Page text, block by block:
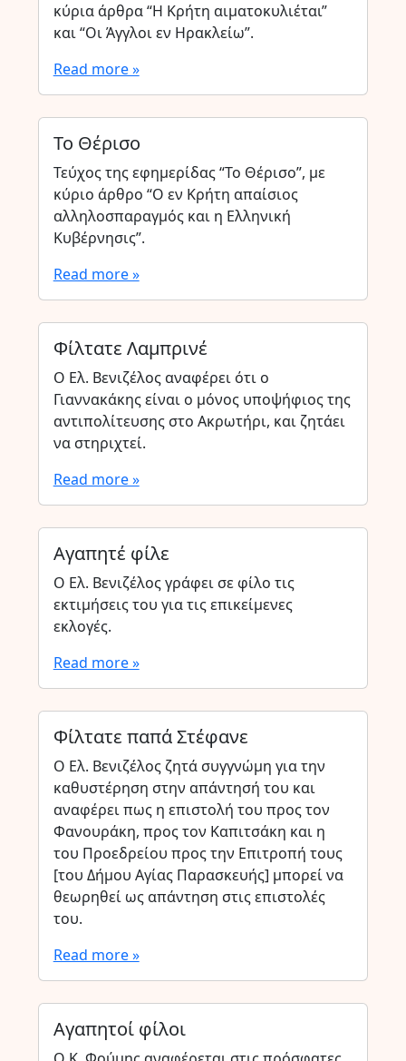
κύρια άρθρα “Η Κρήτη αιματοκυλιέται”
και “Οι Άγγλοι εν Ηρακλείω”.
Read more »
Το Θέρισο
Τεύχος της εφημερίδας “Το Θέρισο”, με
κύριο άρθρο “Ο εν Κρήτη απαίσιος
αλληλοσπαραγμός και η Ελληνική
Κυβέρνησις”.
Read more »
Φίλτατε Λαμπρινέ
Ο Ελ. Βενιζέλος αναφέρει ότι ο
Γιαννακάκης είναι ο μόνος υποψήφιος της
αντιπολίτευσης στο Ακρωτήρι, και ζητάει
να στηριχτεί.
Read more »
Αγαπητέ φίλε
Ο Ελ. Βενιζέλος γράφει σε φίλο τις
εκτιμήσεις του για τις επικείμενες
εκλογές.
Read more »
Φίλτατε παπά Στέφανε
Ο Ελ. Βενιζέλος ζητά συγγνώμη για την
καθυστέρηση στην απάντησή του και
αναφέρει πως η επιστολή του προς τον
Φανουράκη, προς τον Καπιτσάκη και η
του Προεδρείου προς την Επιτροπή τους
[του Δήμου Αγίας Παρασκευής] μπορεί να
θεωρηθεί ως απάντηση στις επιστολές
του.
Read more »
Αγαπητοί φίλοι